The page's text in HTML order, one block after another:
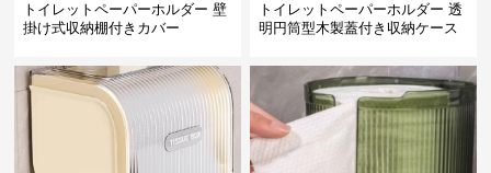
トイレットペーパーホルダー 壁
掛け式収納棚付きカバー
トイレットペーパーホルダー 透
明円筒型木製蓋付き収納ケース